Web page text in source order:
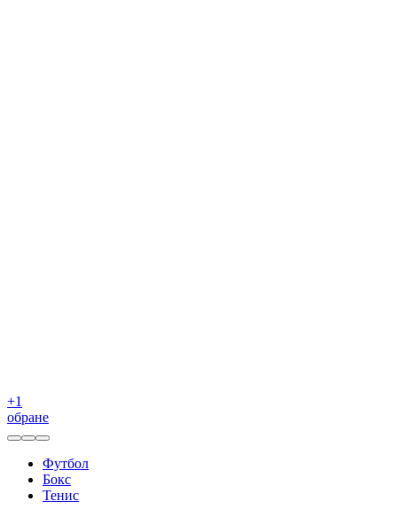
+1
обране
Футбол
Бокс
Тенис